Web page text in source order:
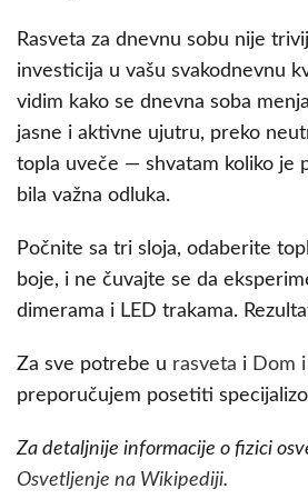
Rasveta za dnevnu sobu nije
investicija u vašu svakodnevnu
vidim kako se dnevna soba
jasne i aktivne ujutru, preko
topla uveče — shvatam koliko je
bila važna odluka.
Počnite sa tri sloja, odaberite
boje, i ne čuvajte se da
dimerama i LED trakama.
Za sve potrebe u rasveta i Dom
preporučujem posetiti
Za detaljnije informacije o fizici
Osvetljenje na Wikipediji.